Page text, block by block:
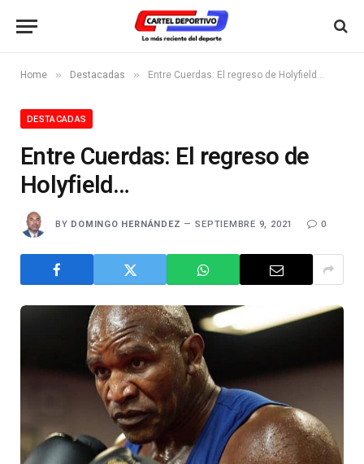
Home » Destacadas » Entre Cuerdas: El regreso de Holyfield…
DESTACADAS
Entre Cuerdas: El regreso de
Holyfield…
BY DOMINGO HERNÁNDEZ SEPTIEMBRE 9, 2021 0